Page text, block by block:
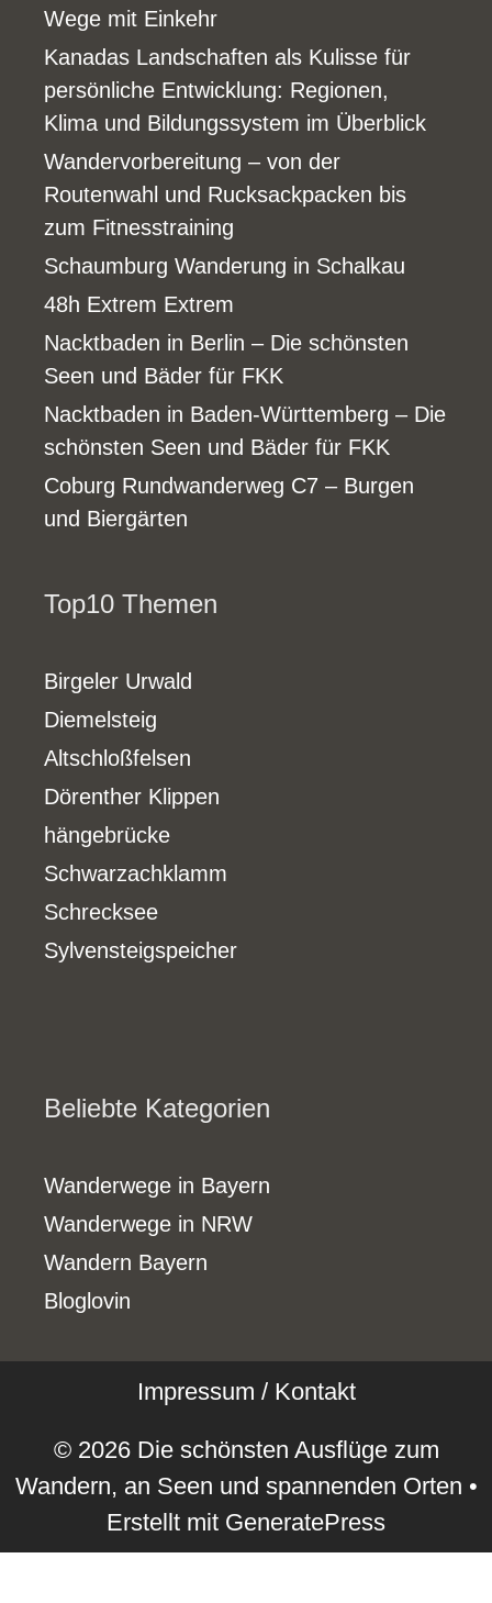
Wege mit Einkehr
Kanadas Landschaften als Kulisse für
persönliche Entwicklung: Regionen,
Klima und Bildungssystem im Überblick
Wandervorbereitung – von der
Routenwahl und Rucksackpacken bis
zum Fitnesstraining
Schaumburg Wanderung in Schalkau
48h Extrem Extrem
Nacktbaden in Berlin – Die schönsten
Seen und Bäder für FKK
Nacktbaden in Baden-Württemberg – Die
schönsten Seen und Bäder für FKK
Coburg Rundwanderweg C7 – Burgen
und Biergärten
Top10 Themen
Birgeler Urwald
Diemelsteig
Altschloßfelsen
Dörenther Klippen
hängebrücke
Schwarzachklamm
Schrecksee
Sylvensteigspeicher
Beliebte Kategorien
Wanderwege in Bayern
Wanderwege in NRW
Wandern Bayern
Bloglovin
Impressum / Kontakt
© 2026 Die schönsten Ausflüge zum
Wandern, an Seen und spannenden Orten •
Erstellt mit GeneratePress